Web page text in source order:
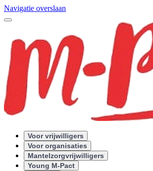
Navigatie overslaan
Voor vrijwilligers
Voor organisaties
Mantelzorgvrijwilligers
Young M-Pact